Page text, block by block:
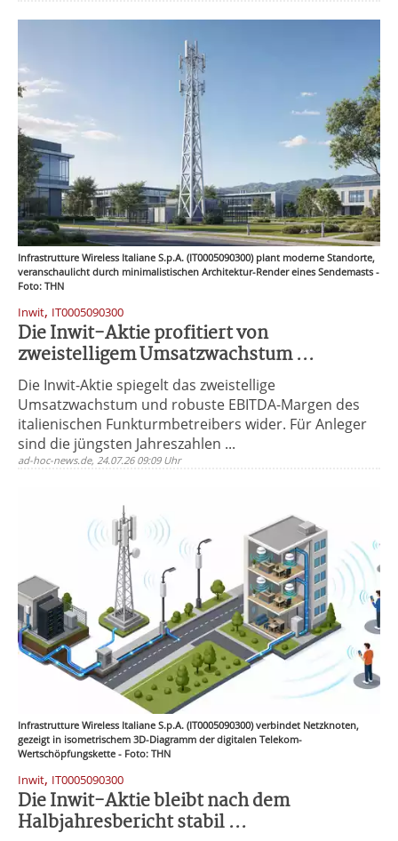
Infrastrutture Wireless Italiane S.p.A. (IT0005090300) plant moderne Standorte,
veranschaulicht durch minimalistischen Architektur-Render eines Sendemasts -
Foto: THN
Inwit, IT0005090300
Die Inwit-Aktie profitiert von
zweistelligem Umsatzwachstum ...
Die Inwit-Aktie spiegelt das zweistellige
Umsatzwachstum und robuste EBITDA-Margen des
italienischen Funkturmbetreibers wider. Für Anleger
sind die jüngsten Jahreszahlen ...
ad-hoc-news.de, 24.07.26 09:09 Uhr
Infrastrutture Wireless Italiane S.p.A. (IT0005090300) verbindet Netzknoten,
gezeigt in isometrischem 3D-Diagramm der digitalen Telekom-
Wertschöpfungskette - Foto: THN
Inwit, IT0005090300
Die Inwit-Aktie bleibt nach dem
Halbjahresbericht stabil ...